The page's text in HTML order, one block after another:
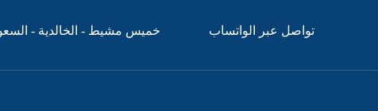
تواصل عبر الواتساب خميس مشيط - الخالدية -